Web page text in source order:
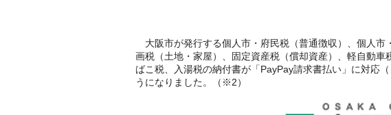
大阪市が発行する個人市・府民税（普通徴収）、個人市
画税（土地・家屋）、固定資産税（償却資産）、軽自動
ばこ税、入湯税の納付書が「PayPay請求書払い」に対応
うになりました。（※2）